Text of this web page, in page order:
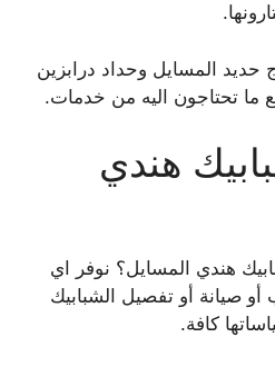
حديد المسايل وحداد درابزين
ما تحتاجون اليه من خدمات.
هندي
هندي المسايل؟ نوفر اي
أو صيانة أو تفصيل الشبابيك
كافة.